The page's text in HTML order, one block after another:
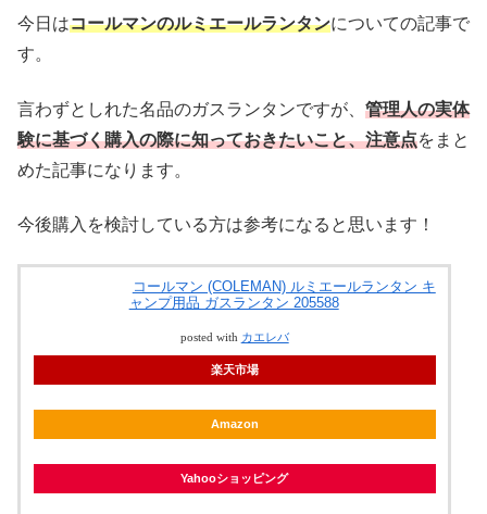
今日はコールマンのルミエールランタンについての記事で
す。
言わずとしれた名品のガスランタンですが、 管理人の実体
験に基づく購入の際に知っておきたいこと、注意点をまと
めた記事になります。
今後購入を検討している方は参考になると思います！
コールマン (COLEMAN) ルミエールランタン キ
ャンプ用品 ガスランタン 205588
posted with カエレバ
楽天市場
Amazon
Yahooショッピング